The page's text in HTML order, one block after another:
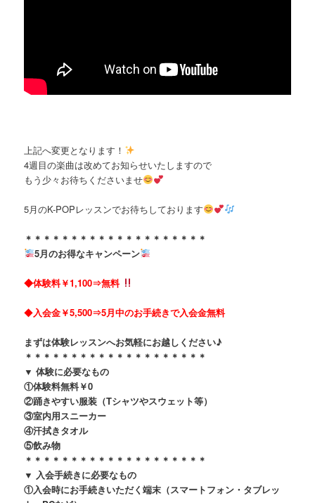
上記へ変更となります！
4週目の楽曲は改めてお知らせいたしますので
もう少々お待ちくださいませ
5月のK-POPレッスンでお待ちしております
＊＊＊＊＊＊＊＊＊＊＊＊＊＊＊＊＊＊＊＊
5月のお得なキャンペーン
◆体験料￥1,100⇒無料
◆入会金￥5,500⇒5月中のお手続きで入会金無料
まずは体験レッスンへお気軽にお越しください♪
＊＊＊＊＊＊＊＊＊＊＊＊＊＊＊＊＊＊＊＊
▼ 体験に必要なもの
①体験料無料￥0
②踊きやすい服装（Tシャツやスウェット等）
③室内用スニーカー
④汗拭きタオル
⑤飲み物
＊＊＊＊＊＊＊＊＊＊＊＊＊＊＊＊＊＊＊＊
▼ 入会手続きに必要なもの
①入会時にお手続きいただく端末（スマートフォン・タブレッ